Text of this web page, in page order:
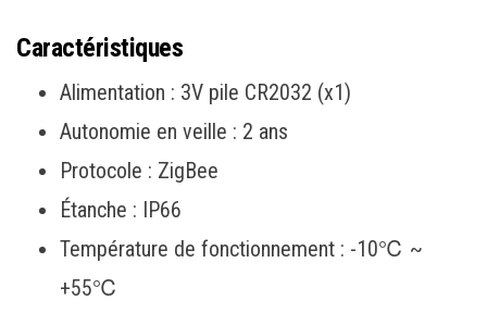
Caractéristiques
Alimentation : 3V pile CR2032 (x1)
Autonomie en veille : 2 ans
Protocole : ZigBee
Étanche : IP66
Température de fonctionnement : -10℃ ~
+55℃